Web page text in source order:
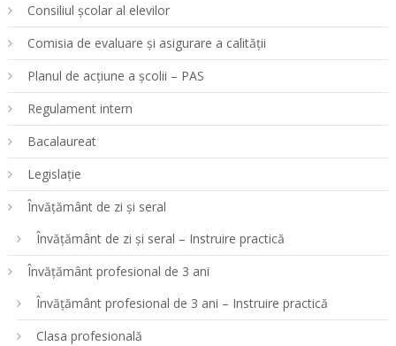
Consiliul școlar al elevilor
Comisia de evaluare și asigurare a calității
Planul de acțiune a școlii – PAS
Regulament intern
Bacalaureat
Legislație
Învățământ de zi și seral
Învățământ de zi și seral – Instruire practică
Învățământ profesional de 3 ani
Învățământ profesional de 3 ani – Instruire practică
Clasa profesională